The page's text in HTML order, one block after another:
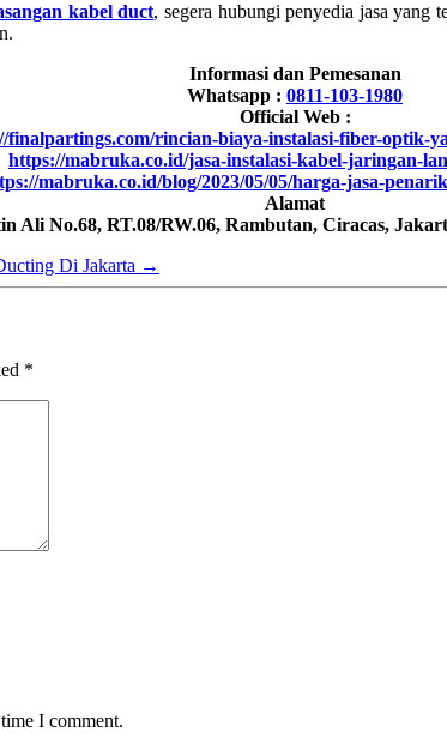
kabel duct, segera hubungi penyedia jasa yang
Informasi dan Pemesanan
Whatsapp : 0811-103-1980
Official Web :
finalpartings.com/rincian-biaya-instalasi-fiber-optik-
https://mabruka.co.id/jasa-instalasi-kabel-jaringan-
mabruka.co.id/blog/2023/05/05/harga-jasa-
Alamat
Ali No.68, RT.08/RW.06, Rambutan, Ciracas,
Di Jakarta →
*
I comment.